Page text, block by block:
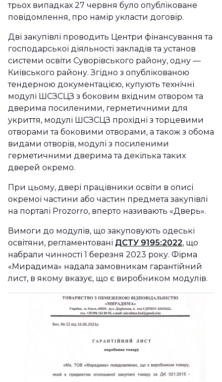
трьох випадках 27 червня було опубліковане
повідомлення, про намір укласти договір.
Дві закупівлі проводить Центри фінансування та
господарської діяльності закладів та установ
системи освіти Суворівського району, одну —
Київського району. Згідно з опублікованою
тендерною документацією, купують технічні
модулі ШСЗСЦЗ з боковим вхідним отвором та
дверима посиленими, герметичними для
укриття, модулі ШСЗСЦЗ прохідні з торцевими
отворами та боковими отворами, а також з обома
видами отворів, модулі з посиленими
герметичними дверима та декілька таких
дверей окремо.
При цьому, двері працівники освіти в описі
окремої частини або частин предмета закупівлі
на порталі Prozorro, вперто називають «Дверь».
Вимоги до модулів, що закуповують одеські
освітяни, регламентовані ДСТУ 9195:2022, що
набрали чинності 1 березня 2023 року. Фірма
«Мирадима» надала замовникам гарантійний
лист, в якому вказує, що є виробником модулів.